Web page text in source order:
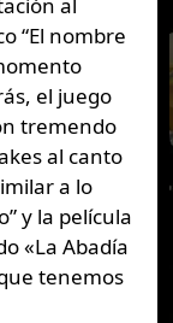
al
“El nombre
el juego
tremendo
al canto
a lo
y la película
«La Abadía
tenemos